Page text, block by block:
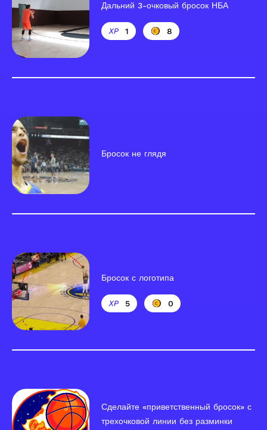
Дальний 3-очковый бросок НБА
1 8
Бросок не глядя
Бросок с логотипа
5 0
Сделайте «приветственный бросок» с
трехочковой линии без разминки